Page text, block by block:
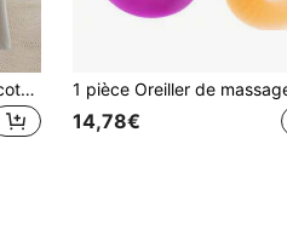
Drap de lit de massage en coton doux, housse de lit minimaliste de couleur unie, convient pour les salons de massage, les salons de beauté, les spas, les tatouages, réutilisable, disponible en plusieurs couleurs
14,78€